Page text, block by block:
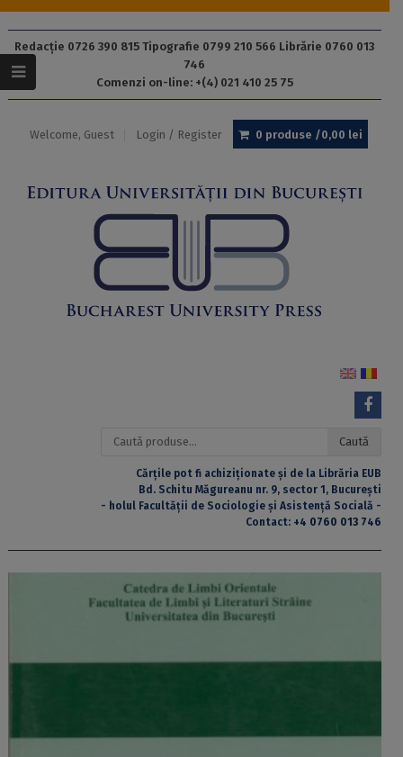
Redacție 0726 390 815 Tipografie 0799 210 566 Librărie 0760 013
746
Comenzi on-line: +(4) 021 410 25 75
Welcome, Guest Login / Register 0 produse /0,00 lei
Caută
Caută
Cărțile pot fi achiziționate și de la Librăria EUB
Bd. Schitu Măgureanu nr. 9, sector 1, București
- holul Facultății de Sociologie și Asistență Socială -
Contact: +4 0760 013 746